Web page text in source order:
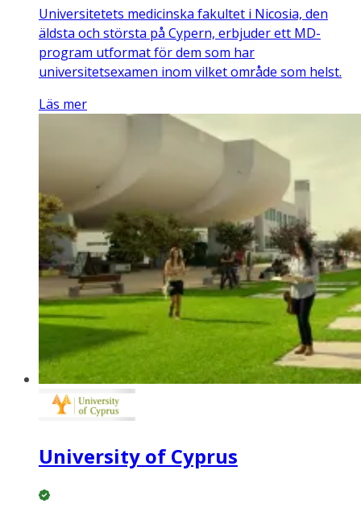
Universitetets medicinska fakultet i Nicosia, den
äldsta och största på Cypern, erbjuder ett MD-
program utformat för dem som har
universitetsexamen inom vilket område som helst.
Läs mer
University of Cyprus